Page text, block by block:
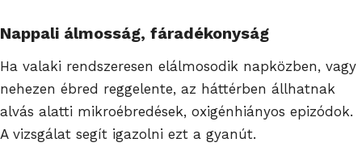
Nappali álmosság, fáradékonyság
Ha valaki rendszeresen elálmosodik napközben, vagy
nehezen ébred reggelente, az háttérben állhatnak
alvás alatti mikroébredések, oxigénhiányos epizódok.
A vizsgálat segít igazolni ezt a gyanút.